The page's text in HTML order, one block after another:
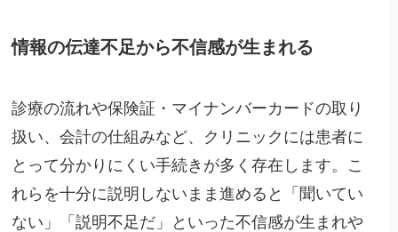
情報の伝達不足から不信感が生まれる
診療の流れや保険証・マイナンバーカードの取り
扱い、会計の仕組みなど、クリニックには患者に
とって分かりにくい手続きが多く存在します。こ
れらを十分に説明しないまま進めると「聞いてい
ない」「説明不足だ」といった不信感が生まれや